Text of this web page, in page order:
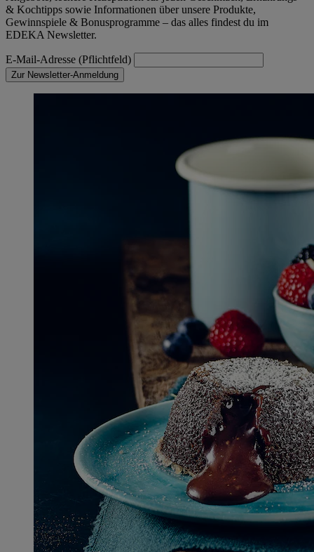
& Kochtipps sowie Informationen über unsere Produkte,
Gewinnspiele & Bonusprogramme – das alles findest du im
EDEKA Newsletter.
E-Mail-Adresse (Pflichtfeld)
Zur Newsletter-Anmeldung